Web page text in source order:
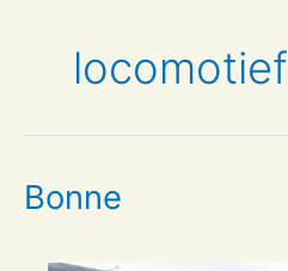
locomotief
Bonne
Bonne